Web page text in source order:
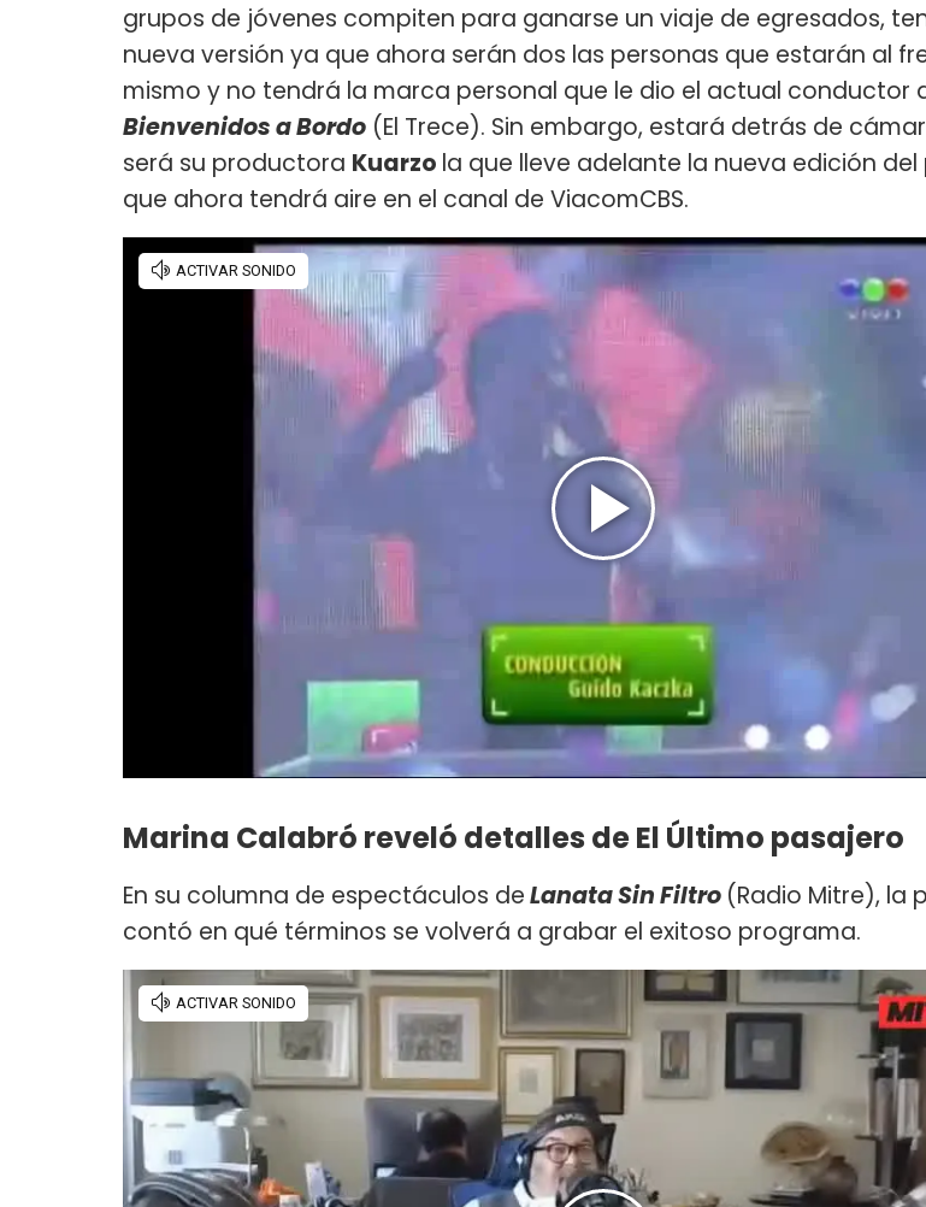
grupos de jóvenes compiten para ganarse un viaje de egresados,
nueva versión ya que ahora serán dos las personas que estarán al
mismo y no tendrá la marca personal que le dio el actual conductor
Bienvenidos a Bordo (El Trece). Sin embargo, estará detrás de
será su productora Kuarzo la que lleve adelante la nueva edición
que ahora tendrá aire en el canal de ViacomCBS.
Marina Calabró reveló detalles de El Último pasajero
En su columna de espectáculos deLanata Sin Filtro (Radio Mitre), la
contó en qué términos se volverá a grabar el exitoso programa.